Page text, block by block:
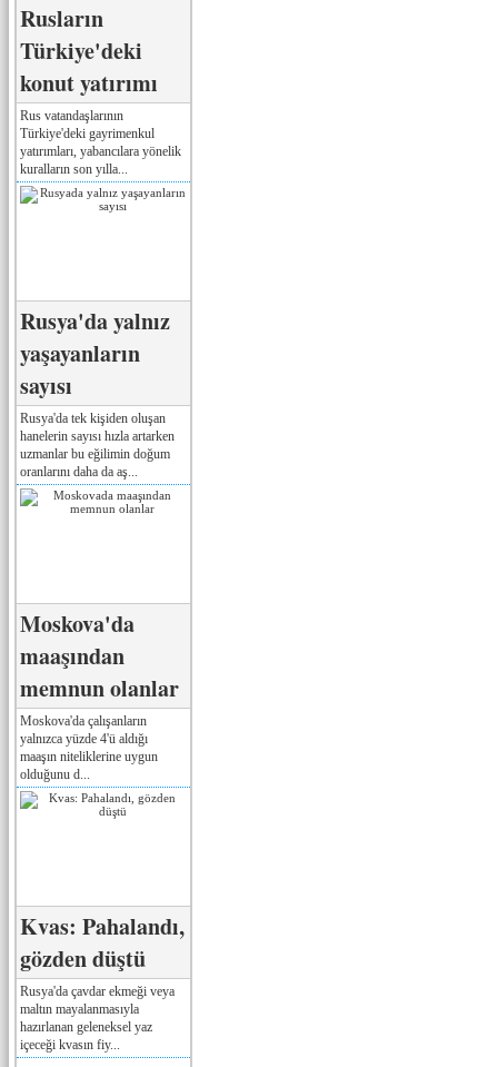
Rusların
Türkiye'deki
konut yatırımı
Rus vatandaşlarının
Türkiye'deki gayrimenkul
yatırımları, yabancılara yönelik
kuralların son yılla...
Rusya'da yalnız
yaşayanların
sayısı
Rusya'da tek kişiden oluşan
hanelerin sayısı hızla artarken
uzmanlar bu eğilimin doğum
oranlarını daha da aş...
Moskova'da
maaşından
memnun olanlar
Moskova'da çalışanların
yalnızca yüzde 4'ü aldığı
maaşın niteliklerine uygun
olduğunu d...
Kvas: Pahalandı,
gözden düştü
Rusya'da çavdar ekmeği veya
maltın mayalanmasıyla
hazırlanan geleneksel yaz
içeceği kvasın fiy...